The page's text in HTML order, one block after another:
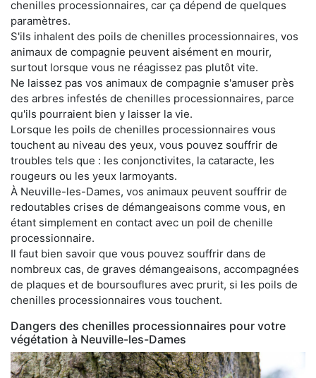
chenilles processionnaires, car ça dépend de quelques
paramètres.
S'ils inhalent des poils de chenilles processionnaires, vos
animaux de compagnie peuvent aisément en mourir,
surtout lorsque vous ne réagissez pas plutôt vite.
Ne laissez pas vos animaux de compagnie s'amuser près
des arbres infestés de chenilles processionnaires, parce
qu'ils pourraient bien y laisser la vie.
Lorsque les poils de chenilles processionnaires vous
touchent au niveau des yeux, vous pouvez souffrir de
troubles tels que : les conjonctivites, la cataracte, les
rougeurs ou les yeux larmoyants.
À Neuville-les-Dames, vos animaux peuvent souffrir de
redoutables crises de démangeaisons comme vous, en
étant simplement en contact avec un poil de chenille
processionnaire.
Il faut bien savoir que vous pouvez souffrir dans de
nombreux cas, de graves démangeaisons, accompagnées
de plaques et de boursouflures avec prurit, si les poils de
chenilles processionnaires vous touchent.
Dangers des chenilles processionnaires pour votre
végétation à Neuville-les-Dames